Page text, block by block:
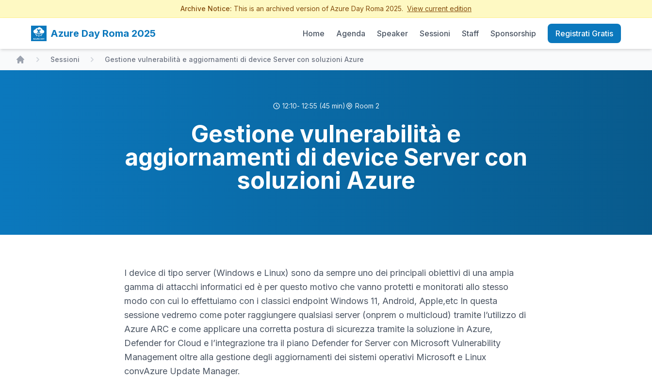
Archive Notice: This is an archived version of Azure Day Roma 2025. View current edition
Azure Day Roma 2025 Home Agenda Speaker Sessioni Staff Sponsorship Registrati Gratis
Home
Sessioni Gestione vulnerabilità e aggiornamenti di device Server con soluzioni Azure
12:10- 12:55 (45 min) Room 2
Gestione vulnerabilità e
aggiornamenti di device Server con
soluzioni Azure
I device di tipo server (Windows e Linux) sono da sempre uno dei principali obiettivi di una ampia
gamma di attacchi informatici ed è per questo motivo che vanno protetti e monitorati allo stesso
modo con cui lo effettuiamo con i classici endpoint Windows 11, Android, Apple,etc In questa
sessione vedremo come poter raggiungere qualsiasi server (onprem o multicloud) tramite l’utilizzo di
Azure ARC e come applicare una corretta postura di sicurezza tramite la soluzione in Azure,
Defender for Cloud e l’integrazione tra il piano Defender for Server con Microsoft Vulnerability
Management oltre alla gestione degli aggiornamenti dei sistemi operativi Microsoft e Linux
convAzure Update Manager.